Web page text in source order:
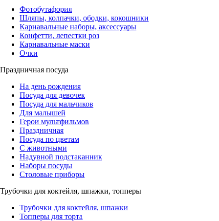
Фотобутафория
Шляпы, колпачки, ободки, кокошники
Карнавальные наборы, аксессуары
Конфетти, лепестки роз
Карнавальные маски
Очки
Праздничная посуда
На день рождения
Посуда для девочек
Посуда для мальчиков
Для малышей
Герои мультфильмов
Праздничная
Посуда по цветам
С животными
Надувной подстаканник
Наборы посуды
Столовые приборы
Трубочки для коктейля, шпажки, топперы
Трубочки для коктейля, шпажки
Топперы для торта